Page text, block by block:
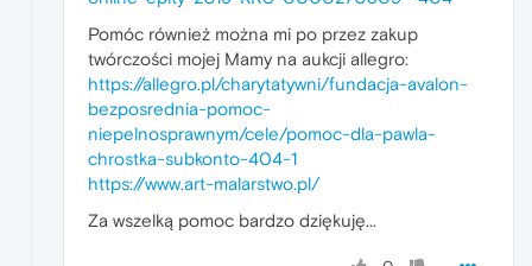
Pomóc również można mi po przez zakup
twórczości mojej Mamy na aukcji allegro:
https://allegro.pl/charytatywni/fundacja-avalon-
bezposrednia-pomoc-
niepelnosprawnym/cele/pomoc-dla-pawla-
chrostka-subkonto-404-1
https://www.art-malarstwo.pl/
Za wszelką pomoc bardzo dziękuję...